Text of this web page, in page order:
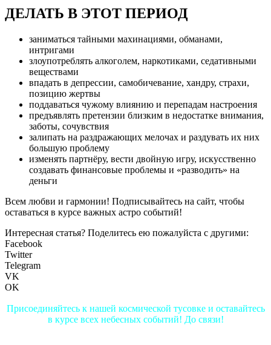
ДЕЛАТЬ В ЭТОТ ПЕРИОД
заниматься тайными махинациями, обманами,
интригами
злоупотреблять алкоголем, наркотиками, седативными
веществами
впадать в депрессии, самобичевание, хандру, страхи,
позицию жертвы
поддаваться чужому влиянию и перепадам настроения
предъявлять претензии близким в недостатке внимания,
заботы, сочувствия
залипать на раздражающих мелочах и раздувать их них
большую проблему
изменять партнёру, вести двойную игру, искусственно
создавать финансовые проблемы и «разводить» на
деньги
Всем любви и гармонии! Подписывайтесь на сайт, чтобы
оставаться в курсе важных астро событий!
Интересная статья? Поделитесь ею пожалуйста с другими:
Facebook
Twitter
Telegram
VK
OK
Присоединяйтесь к нашей космической тусовке и оставайтесь
в курсе всех небесных событий! До связи!